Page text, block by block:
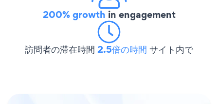
200% growth in engagement
訪問者の滞在時間 2.5倍の時間 サイト内で